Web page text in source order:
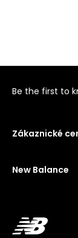
Be the first to
Zákaznické
New Balance